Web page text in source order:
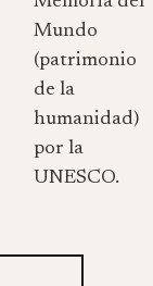
Mundo
(patrimonio
de la
humanidad)
por la
UNESCO.